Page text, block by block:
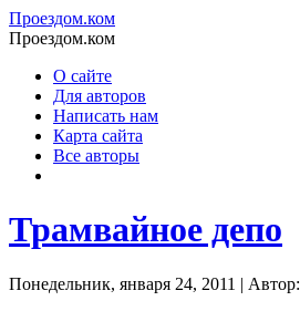
Проездом.ком
Проездом.ком
О сайте
Для авторов
Написать нам
Карта сайта
Все авторы
Трамвайное депо
Понедельник, января 24, 2011 | Автор: